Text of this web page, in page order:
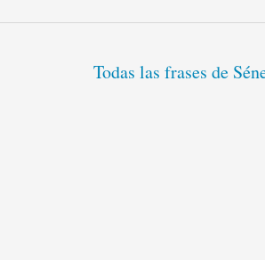
Todas las frases de